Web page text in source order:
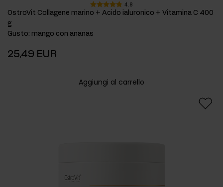
4.8
OstroVit Collagene marino + Acido ialuronico + Vitamina C 400
g
Gusto: mango con ananas
25,49 EUR
Aggiungi al carrello